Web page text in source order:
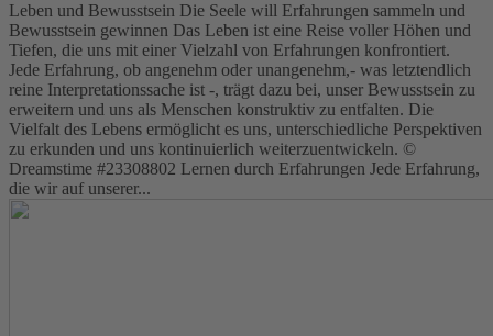
Leben und Bewusstsein Die Seele will Erfahrungen sammeln und
Bewusstsein gewinnen Das Leben ist eine Reise voller Höhen und
Tiefen, die uns mit einer Vielzahl von Erfahrungen konfrontiert.
Jede Erfahrung, ob angenehm oder unangenehm,- was letztendlich
reine Interpretationssache ist -, trägt dazu bei, unser Bewusstsein zu
erweitern und uns als Menschen konstruktiv zu entfalten. Die
Vielfalt des Lebens ermöglicht es uns, unterschiedliche Perspektiven
zu erkunden und uns kontinuierlich weiterzuentwickeln. ©
Dreamstime #23308802 Lernen durch Erfahrungen Jede Erfahrung,
die wir auf unserer...